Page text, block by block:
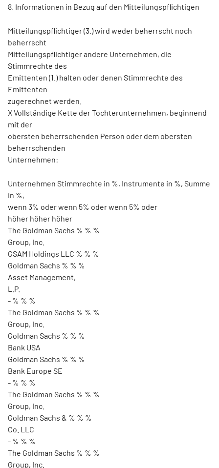
8. Informationen in Bezug auf den Mitteilungspflichtigen
Mitteilungspflichtiger (3.) wird weder beherrscht noch
beherrscht
Mitteilungspflichtiger andere Unternehmen, die
Stimmrechte des
Emittenten (1.) halten oder denen Stimmrechte des
Emittenten
zugerechnet werden.
X Vollständige Kette der Tochterunternehmen, beginnend
mit der
obersten beherrschenden Person oder dem obersten
beherrschenden
Unternehmen:
Unternehmen Stimmrechte in %, Instrumente in %, Summe
in %,
wenn 3% oder wenn 5% oder wenn 5% oder
höher höher höher
The Goldman Sachs % % %
Group, Inc.
GSAM Holdings LLC % % %
Goldman Sachs % % %
Asset Management,
L.P.
- % % %
The Goldman Sachs % % %
Group, Inc.
Goldman Sachs % % %
Bank USA
Goldman Sachs % % %
Bank Europe SE
- % % %
The Goldman Sachs % % %
Group, Inc.
Goldman Sachs & % % %
Co. LLC
- % % %
The Goldman Sachs % % %
Group, Inc.